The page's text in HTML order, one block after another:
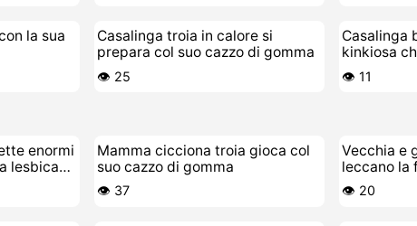
la sua
Casalinga troia in calore si
prepara col suo cazzo di gomma
👁️ 25
Casalinga
kinkiosa
👁️ 11
enormi
lesbica
Mamma cicciona troia gioca col
suo cazzo di gomma
👁️ 37
Vecchia e
leccano la
con la lingua
👁️ 20